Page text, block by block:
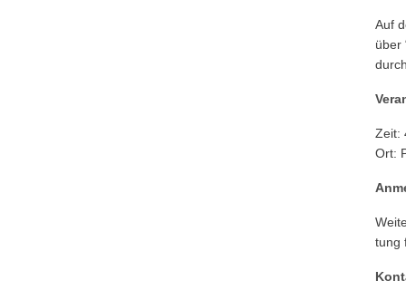
Auf
über
Zeit:
Ort:
tung